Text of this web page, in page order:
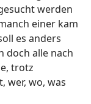
werden
einer kam
es anders
doch alle nach
trotz
wer, wo, was